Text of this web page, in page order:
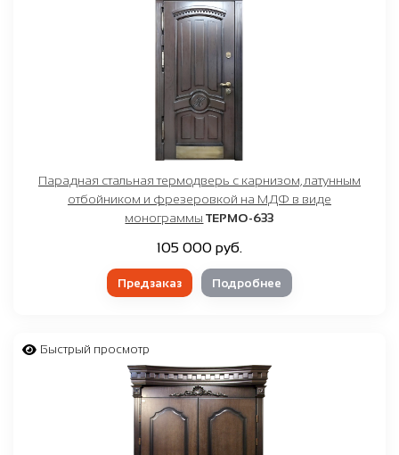
Парадная стальная термодверь с карнизом, латунным
отбойником и фрезеровкой на МДФ в виде
монограммы ТЕРМО-633
105 000 руб.
Предзаказ Подробнее
Быстрый просмотр